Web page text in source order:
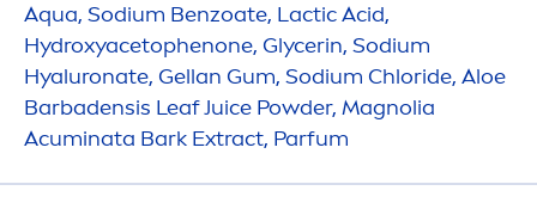
Aqua, Sodium Benzoate, Lactic Acid,
Hydroxyacetophenone, Glycerin, Sodium
Hyaluronate, Gellan Gum, Sodium Chloride, Aloe
Barbadensis Leaf Juice Powder, Magnolia
Acuminata Bark Extract, Parfum